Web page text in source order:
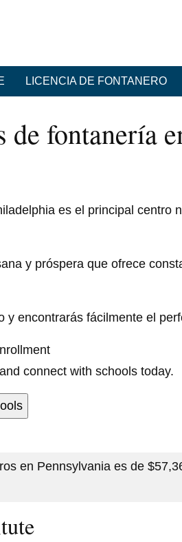
LICENCIA DE FONTANERO
de fontanería
es el principal centro
y próspera que ofrece
y encontrarás fácilmente el
connect with schools today.
en Pennsylvania es de